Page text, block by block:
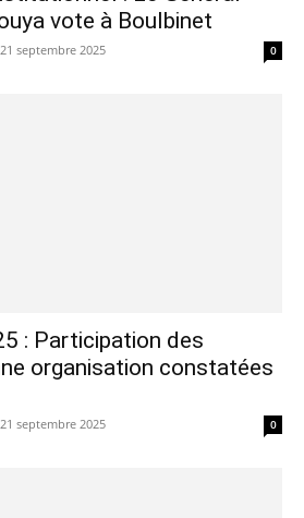
vote à Boulbinet
21 septembre 2025 0
: Participation des
organisation constatées
21 septembre 2025 0